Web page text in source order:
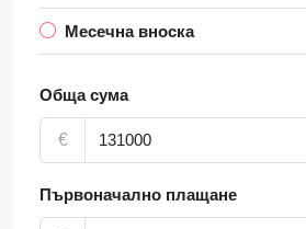
Месечна вноска
Обща сума
€
Първоначално плащане